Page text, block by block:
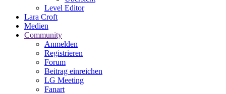
Level Editor
Lara Croft
Medien
Community
Anmelden
Registrieren
Forum
Beitrag einreichen
LG Meeting
Fanart